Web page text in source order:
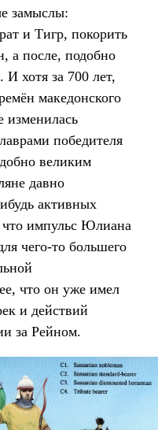
замыслы:
и Тигр, покорить
а после, подобно
хотя за 700 лет,
македонского
изменилась
победителя
великим
давно
активных
что импульс Юлиана
чего-то большего
что он уже имел
и действий
за Рейном.